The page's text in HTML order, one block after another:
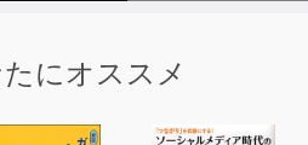
言葉がけができると、コミュニ
にオススメ